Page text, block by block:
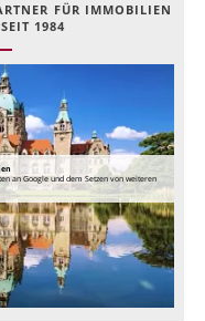
FÜR IMMOBILIEN
1984
an Google und dem Setzen von weiteren